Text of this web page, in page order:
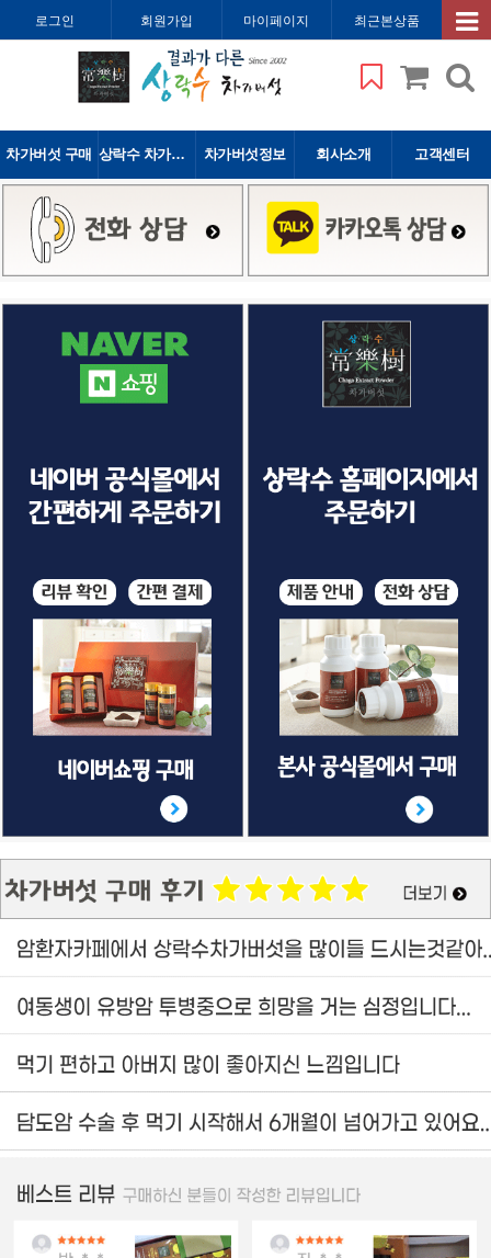
로그인 회원가입 마이페이지 최근본상품
차가버섯 구매 상락수 차가버섯 차가버섯정보 회사소개 고객센터